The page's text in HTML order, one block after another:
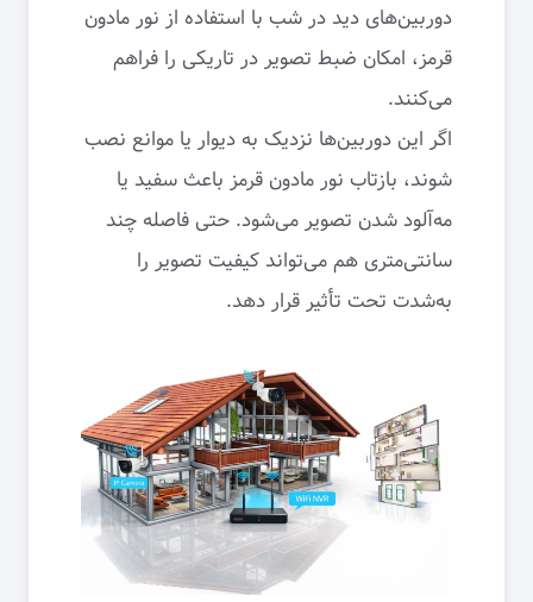
دوربین‌های دید در شب با استفاده از نور مادون
قرمز، امکان ضبط تصویر در تاریکی را فراهم
می‌کنند.
اگر این دوربین‌ها نزدیک به دیوار یا موانع نصب
شوند، بازتاب نور مادون قرمز باعث سفید یا
مه‌آلود شدن تصویر می‌شود. حتی فاصله چند
سانتی‌متری هم می‌تواند کیفیت تصویر را
به‌شدت تحت تأثیر قرار دهد.